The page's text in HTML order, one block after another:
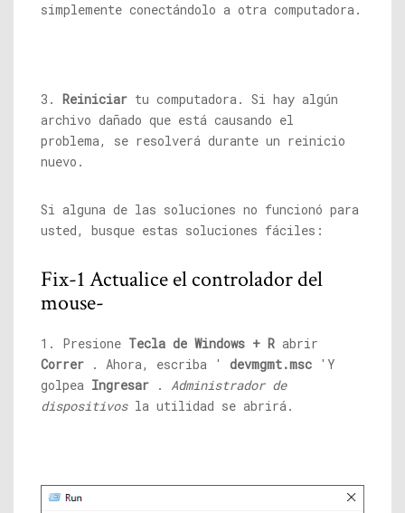
simplemente conectándolo a otra computadora.
3. Reiniciar tu computadora. Si hay algún
archivo dañado que está causando el
problema, se resolverá durante un reinicio
nuevo.
Si alguna de las soluciones no funcionó para
usted, busque estas soluciones fáciles:
Fix-1 Actualice el controlador del
mouse-
1. Presione Tecla de Windows + R abrir
Correr . Ahora, escriba ' devmgmt.msc 'Y
golpea Ingresar . Administrador de
dispositivosla utilidad se abrirá.